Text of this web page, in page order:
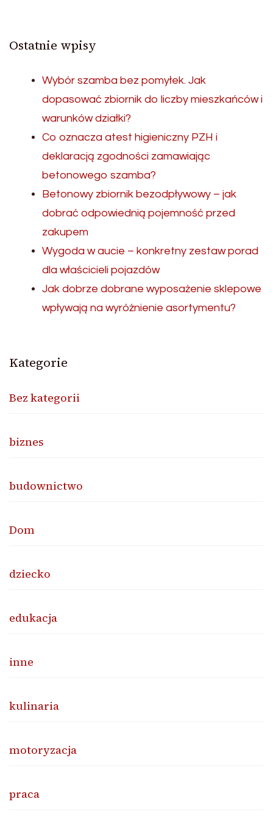
Ostatnie wpisy
Wybór szamba bez pomyłek. Jak
dopasować zbiornik do liczby mieszkańców i
warunków działki?
Co oznacza atest higieniczny PZH i
deklaracją zgodności zamawiając
betonowego szamba?
Betonowy zbiornik bezodpływowy – jak
dobrać odpowiednią pojemność przed
zakupem
Wygoda w aucie – konkretny zestaw porad
dla właścicieli pojazdów
Jak dobrze dobrane wyposażenie sklepowe
wpływają na wyróżnienie asortymentu?
Kategorie
Bez kategorii
biznes
budownictwo
Dom
dziecko
edukacja
inne
kulinaria
motoryzacja
praca